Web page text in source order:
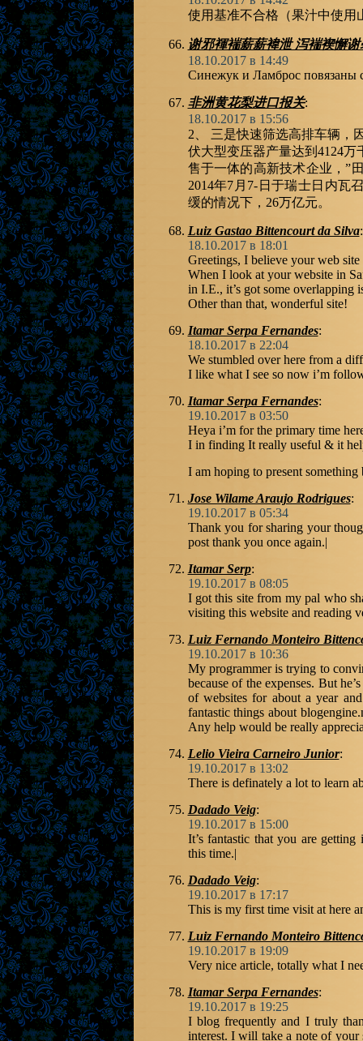
使用基准不合格（果汁中使用
谢邪褌褍薪薪褘泄 泻褍褉懈
18.10.2017 в 14:49
Синежук и Ламброс
非洲黄花梨进口报关:
18.10.2017 в 15:56
2、 三是快速筛选高排车辆，
伏大型变压器产量达到4124
售于一体的高新技术企业，”
2014年7月7-日于瑞士日内瓦
缓的情况下，26万亿元。
Luiz Gastao Bittencourt da Silva:
18.10.2017 в 18:01
Greetings, I believe your web
When I look at your website in
in I.E., it’s got some overlapping
Other than that, wonderful site!
Itamar Serpa Fernandes:
18.10.2017 в 22:04
We stumbled over here from a
I like what I see so now i’m
Itamar Serpa Fernandes:
19.10.2017 в 03:50
Heya i’m for the primary time
I in finding It really useful & it
I am hoping to present
Jose Wilame Araujo Rodrigues:
19.10.2017 в 05:34
Thank you for sharing your
post thank you once again.|
Itamar Serp:
19.10.2017 в 08:05
I got this site from my pal who
visiting this website and reading
Luiz Fernando Monteiro
19.10.2017 в 10:36
My programmer is trying to
because of the expenses. But
of websites for about a year
fantastic things about
Any help would be really
Lelio Vieira Carneiro Junior:
19.10.2017 в 13:02
There is definately a lot to learn
Dadado Veig:
19.10.2017 в 15:00
It’s fantastic that you are
this time.|
Dadado Veig:
19.10.2017 в 17:17
This is my first time visit at here
Luiz Fernando Monteiro
19.10.2017 в 19:09
Very nice article, totally what I
Itamar Serpa Fernandes:
19.10.2017 в 19:25
I blog frequently and I truly
interest. I will take a note of